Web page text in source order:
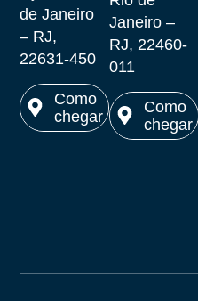
de Janeiro
– RJ,
22631-450
Como
chegar
Janeiro –
RJ, 22460-
011
Como
chegar